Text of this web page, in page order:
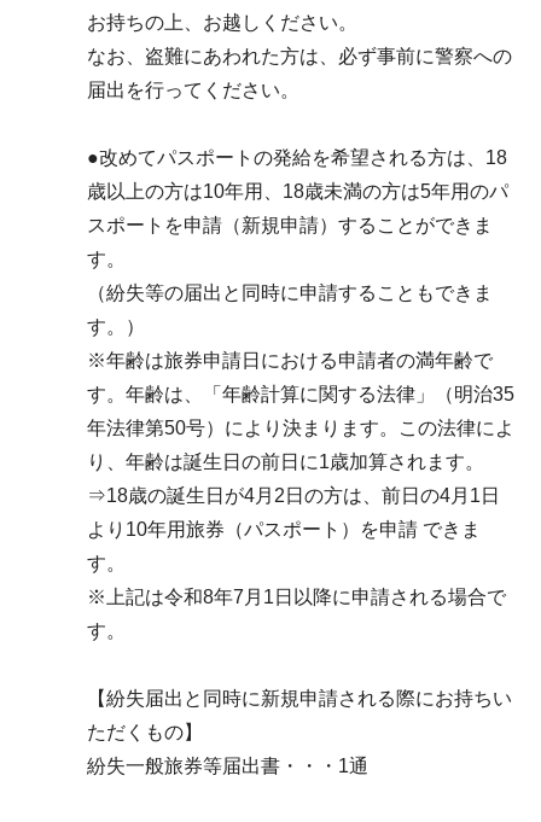
お持ちの上、お越しください。
なお、盗難にあわれた方は、必ず事前に警察への
届出を行ってください。
●改めてパスポートの発給を希望される方は、18
歳以上の方は10年用、18歳未満の方は5年用のパ
スポートを申請（新規申請）することができま
す。
（紛失等の届出と同時に申請することもできま
す。）
※年齢は旅券申請日における申請者の満年齢で
す。年齢は、「年齢計算に関する法律」（明治35
年法律第50号）により決まります。この法律によ
り、年齢は誕生日の前日に1歳加算されます。
⇒18歳の誕生日が4月2日の方は、前日の4月1日
より10年用旅券（パスポート）を申請 できま
す。
※上記は令和8年7月1日以降に申請される場合で
す。
【紛失届出と同時に新規申請される際にお持ちい
ただくもの】
紛失一般旅券等届出書・・・1通